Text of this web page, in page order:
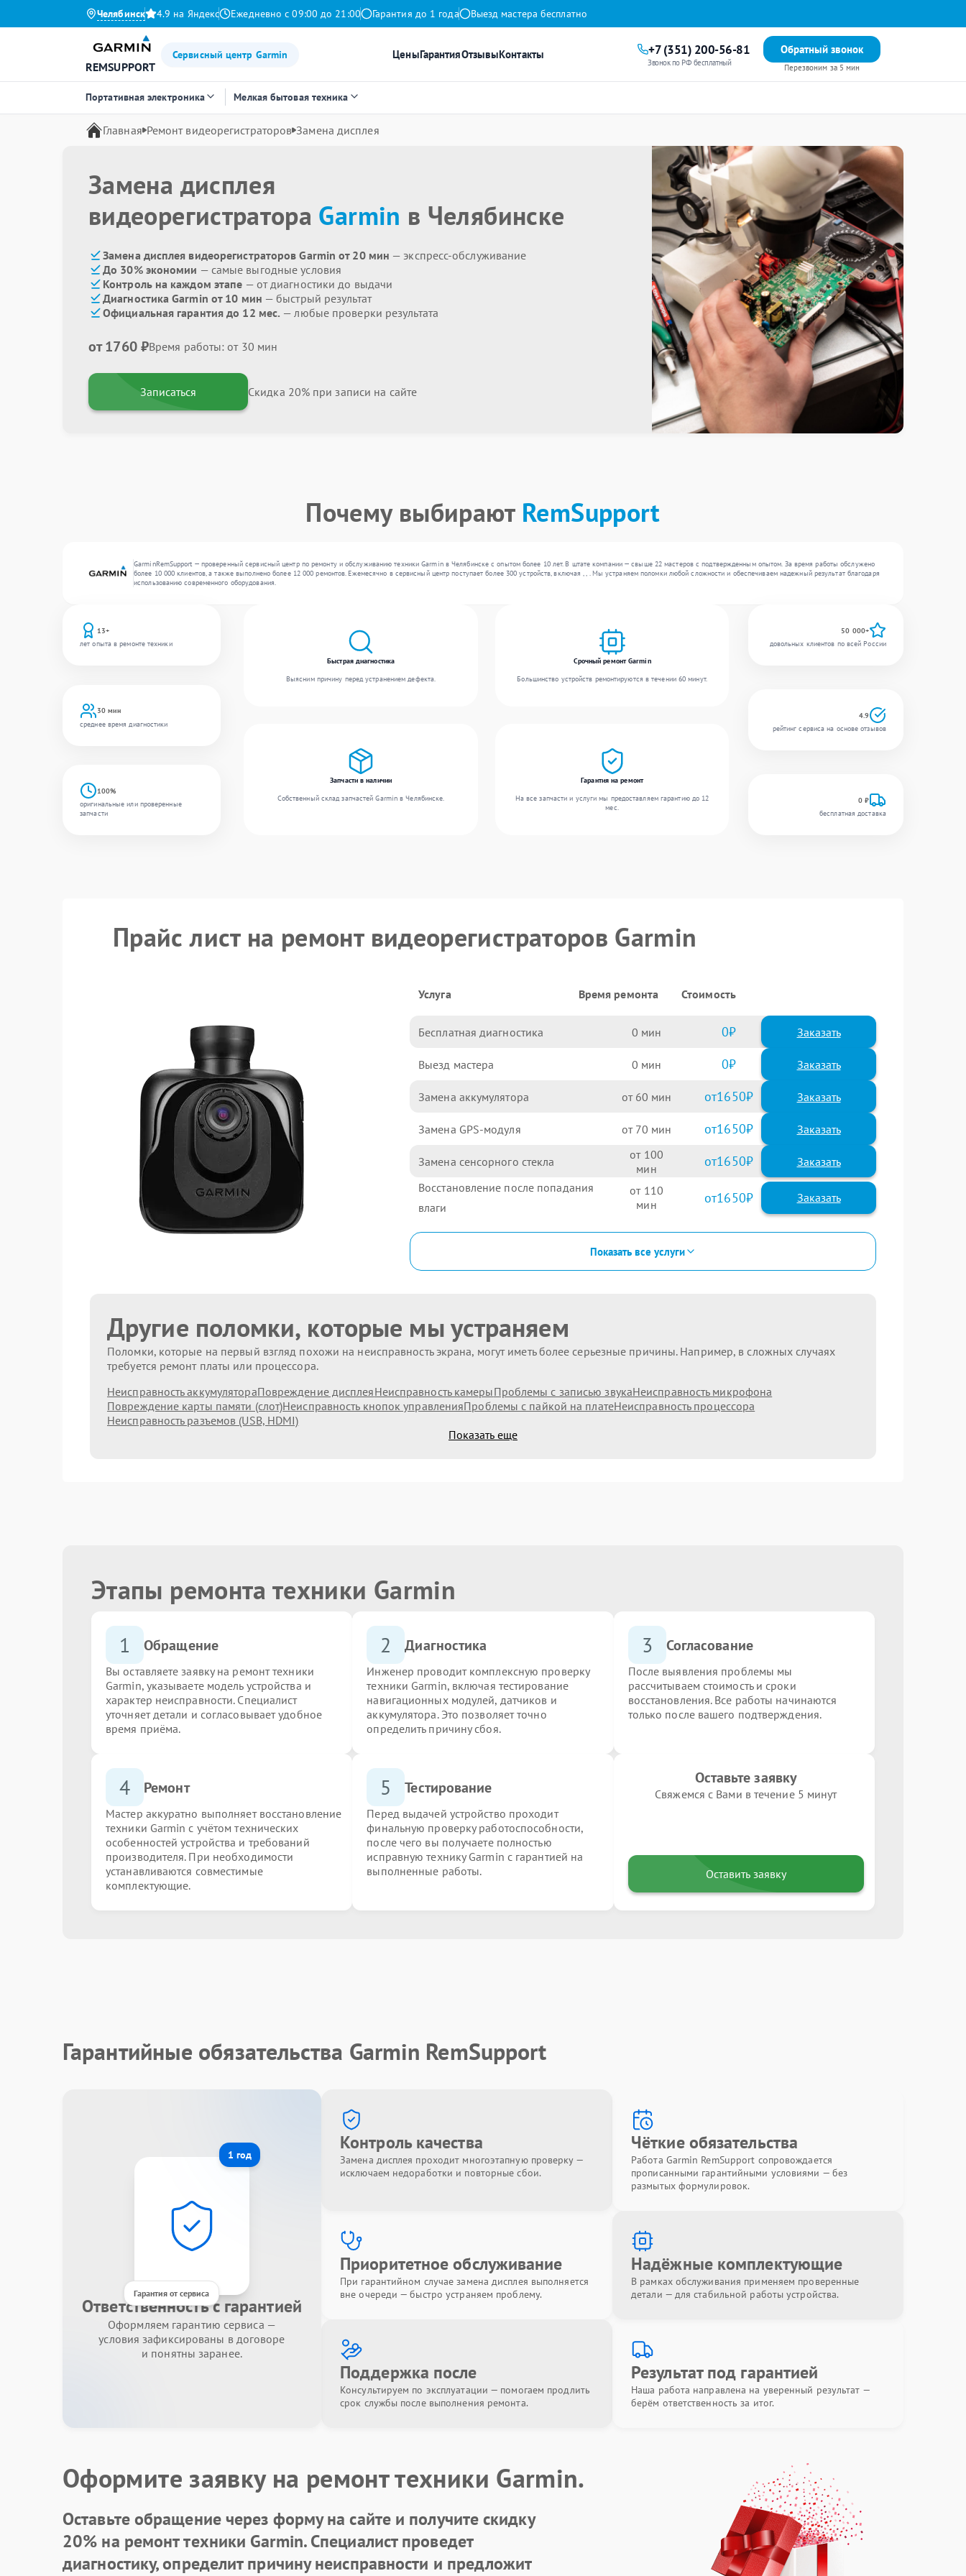
Челябинск 4.9 на Яндекс Ежедневно с 09:00 до 21:00 Гарантия до 1 года Выезд мастера бесплатно
REMSUPPORT
Сервисный центр Garmin ЦеныГарантияОтзывыКонтакты +7 (351) 200-56-81
Звонок по РФ бесплатный
Обратный звонок
Перезвоним за 5 мин
Портативная электроника Мелкая бытовая техника
Главная Ремонт видеорегистраторов Замена дисплея
Замена дисплея
видеорегистратора Garmin в Челябинске
Замена дисплея видеорегистраторов Garmin от 20 мин — экспресс-обслуживание
До 30% экономии — самые выгодные условия
Контроль на каждом этапе — от диагностики до выдачи
Диагностика Garmin от 10 мин — быстрый результат
Официальная гарантия до 12 мес. — любые проверки результата
от 1760 ₽Время работы: от 30 мин
Записаться Скидка 20% при записи на сайте
Почему выбирают RemSupport
GarminRemSupport — проверенный сервисный центр по ремонту и обслуживанию техники Garmin в Челябинске с опытом более 10 лет. В штате компании — свыше 22 мастеров с подтвержденным опытом. За время работы обслужено
более 10 000 клиентов, а также выполнено более 12 000 ремонтов. Ежемесячно в сервисный центр поступает более 300 устройств, включая , , . Мы устраняем поломки любой сложности и обеспечиваем надежный результат благодаря
использованию современного оборудования.
13+
лет опыта в ремонте техники
30 мин
среднее время диагностики
100%
оригинальные или проверенные
запчасти
Быстрая диагностика
Выясним причину перед устранением дефекта.
Срочный ремонт Garmin
Большинство устройств ремонтируются в течении 60 минут.
Запчасти в наличии
Собственный склад запчастей Garmin в Челябинске.
Гарантия на ремонт
На все запчасти и услуги мы предоставляем гарантию до 12
мес.
50 000+
довольных клиентов по всей России
4.9
рейтинг сервиса на основе отзывов
0 ₽
бесплатная доставка
Прайс лист на ремонт видеорегистраторов Garmin
Услуга Время ремонта Стоимость
Бесплатная диагностика 0 0 Заказать
Выезд мастера 0 0 Заказать
Замена аккумулятора 60 1650
Замена GPS-модуля 70 1650
Замена сенсорного стекла 100 1650
Восстановление после попадания
влаги
110 1650
Показать все услуги
Другие поломки, которые мы устраняем
Поломки, которые на первый взгляд похожи на неисправность экрана, могут иметь более серьезные причины. Например, в сложных случаях
требуется ремонт платы или процессора.
Неисправность аккумулятораПовреждение дисплеяНеисправность камерыПроблемы с записью звукаНеисправность микрофона
Повреждение карты памяти (слот)Неисправность кнопок управленияПроблемы с пайкой на платеНеисправность процессора
Неисправность разъемов (USB, HDMI)
Показать еще
Этапы ремонта техники Garmin
1 Обращение
Вы оставляете заявку на ремонт техники
Garmin, указываете модель устройства и
характер неисправности. Специалист
уточняет детали и согласовывает удобное
время приёма.
2 Диагностика
Инженер проводит комплексную проверку
техники Garmin, включая тестирование
навигационных модулей, датчиков и
аккумулятора. Это позволяет точно
определить причину сбоя.
3 Согласование
После выявления проблемы мы
рассчитываем стоимость и сроки
восстановления. Все работы начинаются
только после вашего подтверждения.
4 Ремонт
Мастер аккуратно выполняет восстановление
техники Garmin с учётом технических
особенностей устройства и требований
производителя. При необходимости
устанавливаются совместимые
комплектующие.
5 Тестирование
Перед выдачей устройство проходит
финальную проверку работоспособности,
после чего вы получаете полностью
исправную технику Garmin с гарантией на
выполненные работы.
Оставьте заявку
Свяжемся с Вами в течение 5 минут
Оставить заявку
Гарантийные обязательства Garmin RemSupport
1 год
Гарантия от сервиса
Ответственность с гарантией
Оформляем гарантию сервиса —
условия зафиксированы в договоре
и понятны заранее.
Контроль качества
Замена дисплея проходит многоэтапную проверку —
исключаем недоработки и повторные сбои.
Чёткие обязательства
Работа Garmin RemSupport сопровождается
прописанными гарантийными условиями — без
размытых формулировок.
Приоритетное обслуживание
При гарантийном случае замена дисплея выполняется
вне очереди — быстро устраняем проблему.
Надёжные комплектующие
В рамках обслуживания применяем проверенные
детали — для стабильной работы устройства.
Поддержка после
Консультируем по эксплуатации — помогаем продлить
срок службы после выполнения ремонта.
Результат под гарантией
Наша работа направлена на уверенный результат —
берём ответственность за итог.
Оформите заявку на ремонт техники Garmin.
Оставьте обращение через форму на сайте и получите скидку
20% на ремонт техники Garmin. Специалист проведет
диагностику, определит причину неисправности и предложит